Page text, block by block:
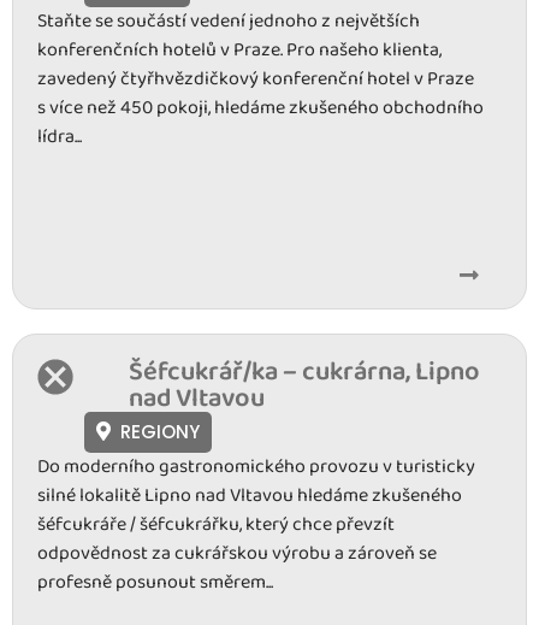
Staňte se součástí vedení jednoho z největších
konferenčních hotelů v Praze. Pro našeho klienta,
zavedený čtyřhvězdičkový konferenční hotel v Praze
s více než 450 pokoji, hledáme zkušeného obchodního
lídra...
Šéfcukrář/ka – cukrárna, Lipno
nad Vltavou
REGIONY
Do moderního gastronomického provozu v turisticky
silné lokalitě Lipno nad Vltavou hledáme zkušeného
šéfcukráře / šéfcukrářku, který chce převzít
odpovědnost za cukrářskou výrobu a zároveň se
profesně posunout směrem...